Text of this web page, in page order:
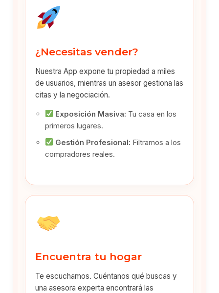
¿Necesitas vender?
Nuestra App expone tu propiedad a miles
de usuarios, mientras un asesor gestiona las
citas y la negociación.
Exposición Masiva: Tu casa en los
primeros lugares.
Gestión Profesional: Filtramos a los
compradores reales.
Encuentra tu hogar
Te escuchamos. Cuéntanos qué buscas y
una asesora experta encontrará las